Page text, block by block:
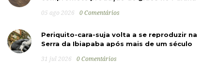
05 ago 2026 0 Comentários
Periquito-cara-suja volta a se reproduzir na
Serra da Ibiapaba após mais de um século
31 jul 2026 0 Comentários